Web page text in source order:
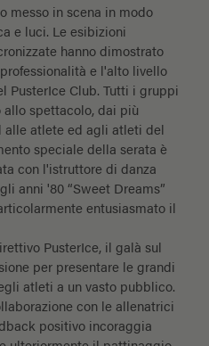
messo in scena in modo
e luci. Le esibizioni
hanno dimostrato
e l'alto livello
PusterIce Club. Tutti i gruppi
spettacolo, dai più
atlete ed agli atleti del
speciale della serata è
con l'istruttore di danza
anni '80 “Sweet Dreams”
entusiasmato il
PusterIce, il galà sul
per presentare le grandi
atleti a un vasto pubblico.
con le allenatrici
positivo incoraggia